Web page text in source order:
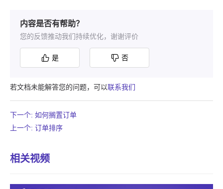
内容是否有帮助？
您的反馈推动我们持续优化，谢谢评价
是 否
若文档未能解答您的问题，可以联系我们
上一个: 订单排序
下一个: 如何搁置订单
相关视频